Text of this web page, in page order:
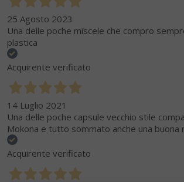
25 Agosto 2023
Una delle poche miscele che compro
plastica
Acquirente verificato
14 Luglio 2021
Una delle poche capsule vecchio stile
Mokona e tutto sommato anche una buona
Acquirente verificato